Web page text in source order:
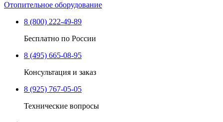
Отопительное оборудование
8 (800) 222-49-89
Бесплатно по России
8 (495) 665-08-95
Консультация и заказ
8 (925) 767-05-05
Технические вопросы